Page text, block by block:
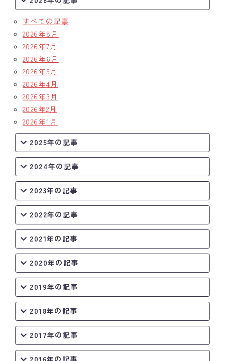
例会場・事務局の案内
リンク集
情報公開
入会のご案内
すべての記事
2026年8月
2026年7月
2026年6月
2026年5月
2026年4月
2026年3月
2026年2月
2026年1月
2025年の記事
2024年の記事
2023年の記事
2022年の記事
2021年の記事
2020年の記事
2019年の記事
2018年の記事
2017年の記事
2016年の記事